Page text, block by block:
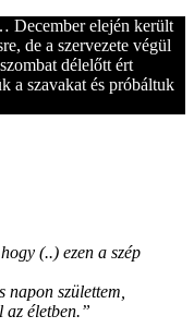
December elején került
de a szervezete végül
délelőtt ért
a szavakat és próbáltuk
(..) ezen a szép
napon születtem,
az életben.”